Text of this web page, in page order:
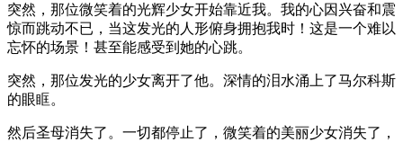
突然，那位微笑着的光辉少女开始靠近我。我的心因兴奋和震
惊而跳动不已，当这发光的人形俯身拥抱我时！这是一个难以
忘怀的场景！甚至能感受到她的心跳。
突然，那位发光的少女离开了他。深情的泪水涌上了马尔科斯
的眼眶。
然后圣母消失了。一切都停止了，微笑着的美丽少女消失了，